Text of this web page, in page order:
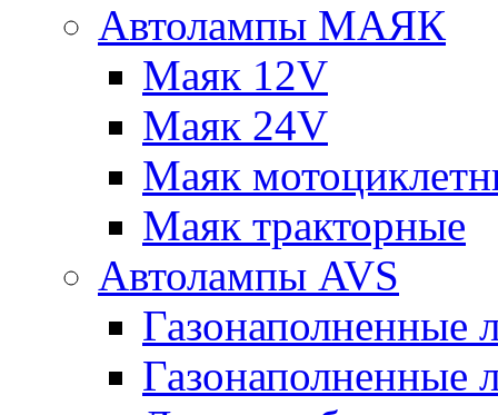
Автолампы МАЯК
Маяк 12V
Маяк 24V
Маяк
Маяк тракторные
Автолампы AVS
Газонаполненные
Газонаполненные